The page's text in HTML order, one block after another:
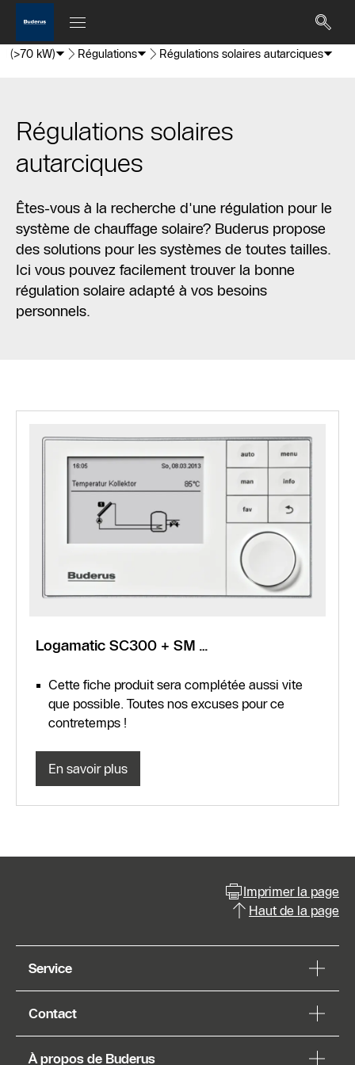
(>70 kW) Régulations Régulations solaires autarciques
Régulations solaires
autarciques
Êtes-vous à la recherche d'une régulation pour le
système de chauffage solaire? Buderus propose
des solutions pour les systèmes de toutes tailles.
Ici vous pouvez facilement trouver la bonne
régulation solaire adapté à vos besoins
personnels.
Logamatic SC300 + SM…
Cette fiche produit sera complétée aussi vite
que possible. Toutes nos excuses pour ce
contretemps !
En savoir plus
Imprimer la page
Haut de la page
Service
Contact
À propos de Buderus